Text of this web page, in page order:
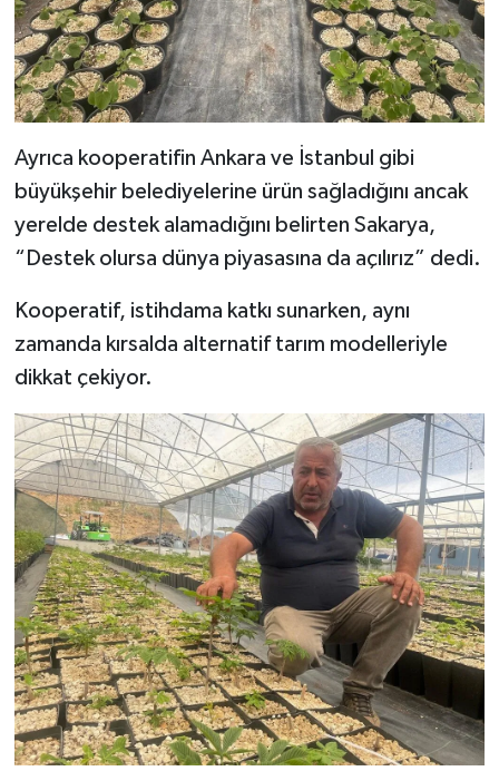
Ayrıca kooperatifin Ankara ve İstanbul gibi
büyükşehir belediyelerine ürün sağladığını ancak
yerelde destek alamadığını belirten Sakarya,
“Destek olursa dünya piyasasına da açılırız” dedi.
Kooperatif, istihdama katkı sunarken, aynı
zamanda kırsalda alternatif tarım modelleriyle
dikkat çekiyor.